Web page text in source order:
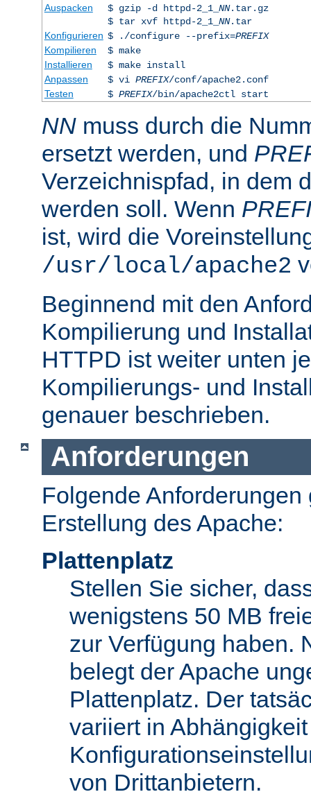
Auspacken
$ gzip -d httpd-2_1_ NN.tar.gz
$ tar xvf httpd-2_1_ NN.tar
Konfigurieren $ ./configure --prefix=PREFIX
Kompilieren
$ make
Installieren
$ make install
Anpassen
$ vi PREFIX/conf/apache2.conf
Testen
$ PREFIX/bin/apache2ctl start
NN muss durch die
ersetzt werden, und
Verzeichnispfad, in dem
werden soll. Wenn
ist, wird die
/usr/local/apache2
Beginnend mit den
Kompilierung und
HTTPD ist weiter unten
Kompilierungs- und
genauer beschrieben.
Anforderungen
Folgende Anforderungen
Erstellung des Apache:
Plattenplatz
Stellen Sie sicher,
wenigstens 50 MB
zur Verfügung haben.
belegt der Apache
Plattenplatz. Der
variiert in
von Drittanbietern.